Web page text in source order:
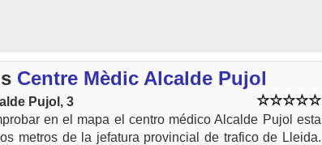
Centre Mèdic Alcalde Pujol
Pujol, 3
en el mapa el centro médico Alcalde Pujol esta
metros de la jefatura provincial de trafico de Lleida.